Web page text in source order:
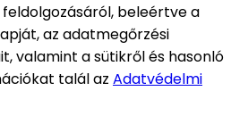
beleértve a
az adatmegőrzési
valamint a sütikről és hasonló
talál az Adatvédelmi